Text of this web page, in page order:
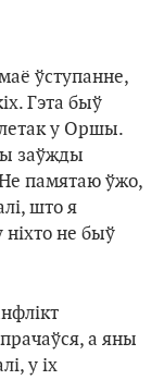
ўступанне,
Гэта быў
у Оршы.
заўжды
памятаю ўжо,
што я
ніхто не быў
а яны
у іх